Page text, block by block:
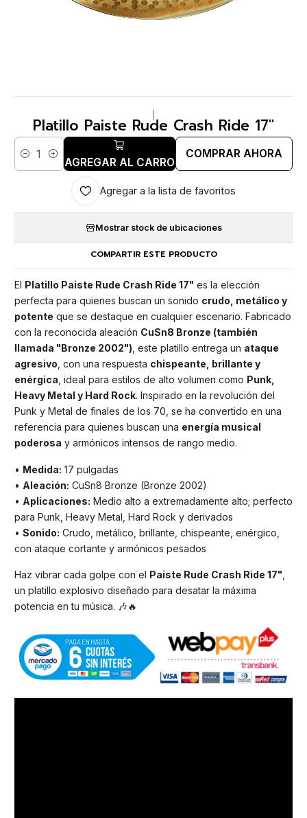
Platillo Paiste Rude Crash Ride 17"
Cantidad AGREGAR AL CARRO
COMPRAR AHORA
Agregar a la lista de favoritos
Mostrar stock de ubicaciones
COMPARTIR ESTE PRODUCTO
El Platillo Paiste Rude Crash Ride 17" es la elección
perfecta para quienes buscan un sonido crudo, metálico y
potente que se destaque en cualquier escenario. Fabricado
con la reconocida aleación CuSn8 Bronze (también
llamada "Bronze 2002") , este platillo entrega un ataque
agresivo , con una respuesta chispeante, brillante y
enérgica , ideal para estilos de alto volumen como Punk,
Heavy Metal y Hard Rock. Inspirado en la revolución del
Punk y Metal de finales de los 70, se ha convertido en una
referencia para quienes buscan una energía musical
poderosa y armónicos intensos de rango medio.
• Medida: 17 pulgadas
• Aleación: CuSn8 Bronze (Bronze 2002)
• Aplicaciones: Medio alto a extremadamente alto; perfecto
para Punk, Heavy Metal, Hard Rock y derivados
• Sonido: Crudo, metálico, brillante, chispeante, enérgico,
con ataque cortante y armónicos pesados
Haz vibrar cada golpe con el Paiste Rude Crash Ride 17",
un platillo explosivo diseñado para desatar la máxima
potencia en tu música. 🎶🔥